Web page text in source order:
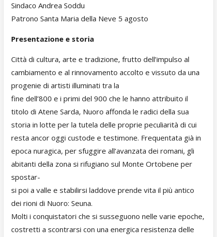
Sindaco Andrea Soddu
Patrono Santa Maria della Neve 5 agosto
Presentazione e storia
Città di cultura, arte e tradizione, frutto dell’impulso al
cambiamento e al rinnovamento accolto e vissuto da una
progenie di artisti illuminati tra la
fine dell’800 e i primi del 900 che le hanno attribuito il
titolo di Atene Sarda, Nuoro affonda le radici della sua
storia in lotte per la tutela delle proprie peculiarità di cui
resta ancor oggi custode e testimone. Frequentata già in
epoca nuragica, per sfuggire all’avanzata dei romani, gli
abitanti della zona si rifugiano sul Monte Ortobene per
spostar-
si poi a valle e stabilirsi laddove prende vita il più antico
dei rioni di Nuoro: Seuna.
Molti i conquistatori che si susseguono nelle varie epoche,
costretti a scontrarsi con una energica resistenza delle